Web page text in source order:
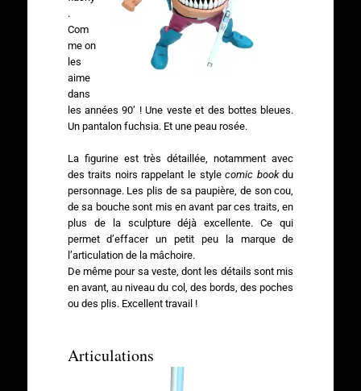
.
Com
me on
les
aime
dans
les années 90’ ! Une veste et des bottes bleues.
Un pantalon fuchsia. Et une peau rosée.
La figurine est très détaillée, notamment avec
des traits noirs rappelant le stylecomic bookdu
personnage. Les plis de sa paupière, de son cou,
de sa bouche sont mis en avant par ces traits, en
plus de la sculpture déjà excellente. Ce qui
permet d’effacer un petit peu la marque de
l’articulation de la mâchoire.
De même pour sa veste, dont les détails sont mis
en avant, au niveau du col, des bords, des poches
ou des plis. Excellent travail !
Articulations